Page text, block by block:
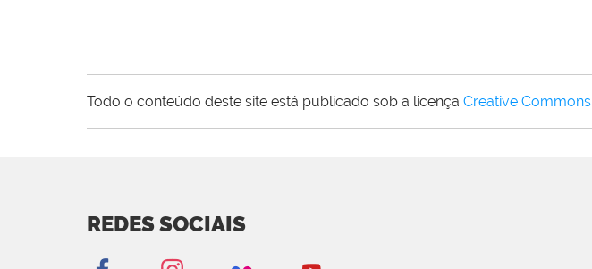
Todo o conteúdo deste site está publicado sob a licença Creative
REDES SOCIAIS